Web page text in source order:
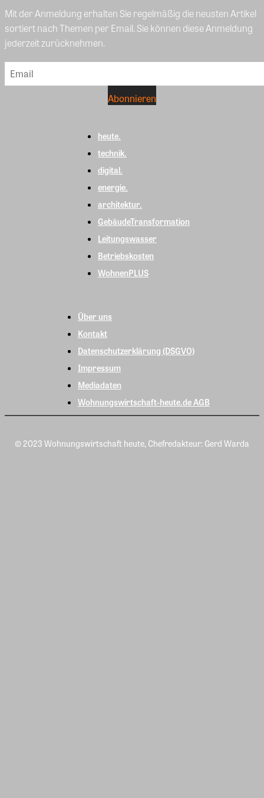
Mit der Anmeldung erhalten Sie regelmäßig die neusten Artikel
sortiert nach Themen per Email. Sie können diese Anmeldung
jederzeit zurücknehmen.
heute.
technik.
digital.
energie.
architektur.
GebäudeTransformation
Leitungswasser
Betriebskosten
WohnenPLUS
Über uns
Kontakt
Datenschutzerklärung (DSGVO)
Impressum
Mediadaten
Wohnungswirtschaft-heute.de AGB
© 2023 Wohnungswirtschaft heute, Chefredakteur: Gerd Warda